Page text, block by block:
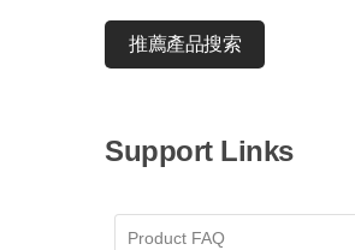
推薦產品搜索
Support Links
Product FAQ